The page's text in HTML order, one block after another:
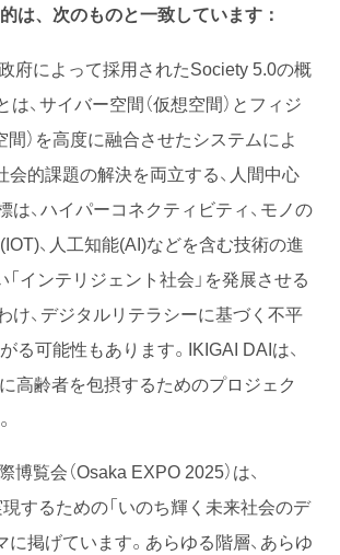
は、次のものと一致しています：
府によって採用されたSociety 5.0の概
、サイバー空間（仮想空間）とフィジ
間）を高度に融合させたシステムによ
会的課題の解決を両立する、人間中心
は、ハイパーコネクティビティ、モノの
、人工知能(AI)などを含む技術の進
「インテリジェント社会」を発展させる
け、デジタルリテラシーに基づく不平
る可能性もあります。IKIGAI DAIは、
高齢者を包摂するためのプロジェク
覧会（Osaka EXPO 2025）は、
するための「いのち輝く未来社会のデ
に掲げています。あらゆる階層、あらゆ